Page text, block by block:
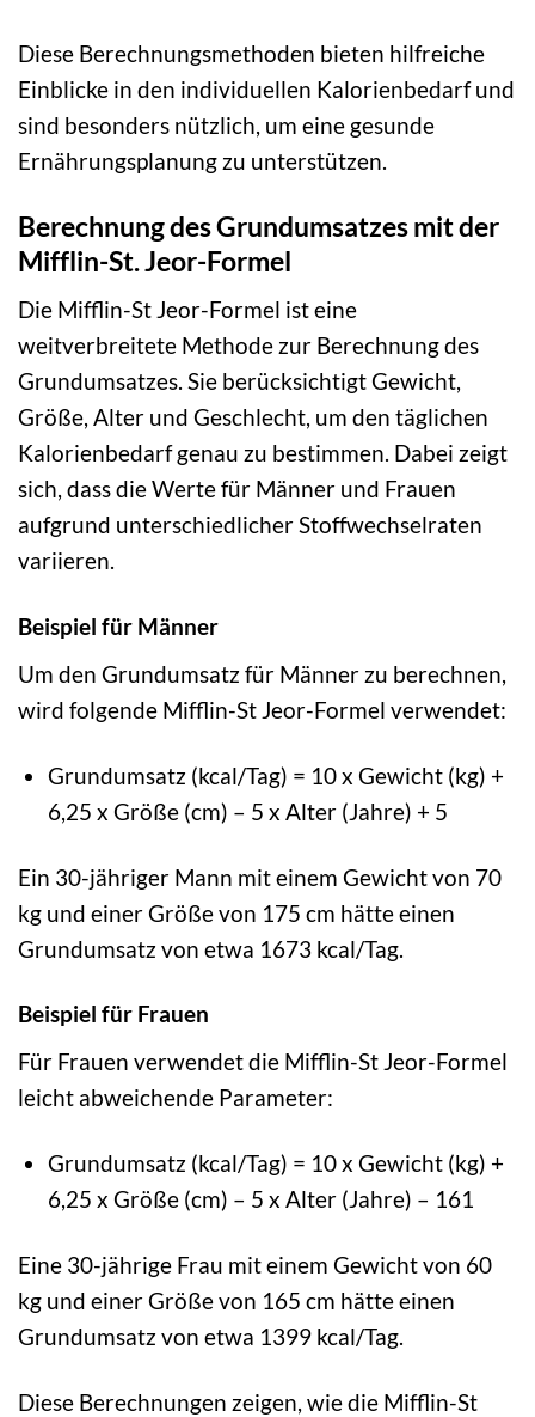
Diese Berechnungsmethoden bieten hilfreiche
Einblicke in den individuellen Kalorienbedarf und
sind besonders nützlich, um eine gesunde
Ernährungsplanung zu unterstützen.
Berechnung des Grundumsatzes mit der
Mifflin-St. Jeor-Formel
Die Mifflin-St Jeor-Formel ist eine
weitverbreitete Methode zur Berechnung des
Grundumsatzes. Sie berücksichtigt Gewicht,
Größe, Alter und Geschlecht, um den täglichen
Kalorienbedarf genau zu bestimmen. Dabei zeigt
sich, dass die Werte für Männer und Frauen
aufgrund unterschiedlicher Stoffwechselraten
variieren.
Beispiel für Männer
Um den Grundumsatz für Männer zu berechnen,
wird folgende Mifflin-St Jeor-Formel verwendet:
Grundumsatz (kcal/Tag) = 10 x Gewicht (kg) +
6,25 x Größe (cm) – 5 x Alter (Jahre) + 5
Ein 30-jähriger Mann mit einem Gewicht von 70
kg und einer Größe von 175 cm hätte einen
Grundumsatz von etwa 1673 kcal/Tag.
Beispiel für Frauen
Für Frauen verwendet die Mifflin-St Jeor-Formel
leicht abweichende Parameter:
Grundumsatz (kcal/Tag) = 10 x Gewicht (kg) +
6,25 x Größe (cm) – 5 x Alter (Jahre) – 161
Eine 30-jährige Frau mit einem Gewicht von 60
kg und einer Größe von 165 cm hätte einen
Grundumsatz von etwa 1399 kcal/Tag.
Diese Berechnungen zeigen, wie die Mifflin-St